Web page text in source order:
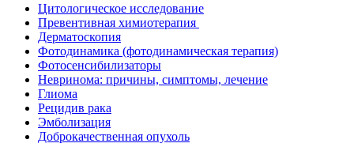
Цитологическое исследование
Превентивная химиотерапия
Дерматоскопия
Фотодинамика (фотодинамическая терапия)
Фотосенсибилизаторы
Невринома: причины, симптомы, лечение
Глиома
Рецидив рака
Эмболизация
Доброкачественная опухоль